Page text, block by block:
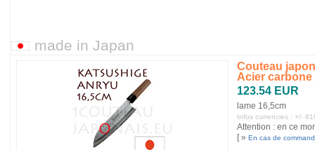
made in Japan
Couteau
Acier
123.54 EUR
lame 16,5cm
Infos currencies : +/-
Attention : en ce
[ » En cas de